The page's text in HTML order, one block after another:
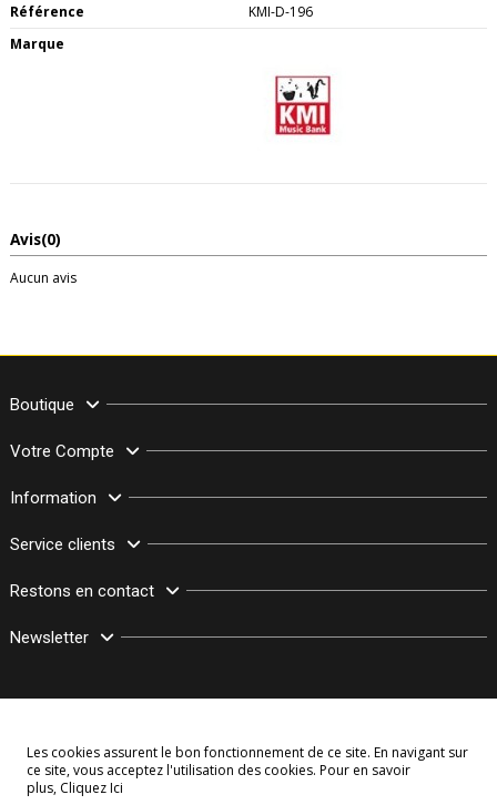
Référence
KMI-D-196
Marque
Avis(0)
Aucun avis
Boutique
Votre Compte
Information
Service clients
Restons en contact
Newsletter
Les cookies assurent le bon fonctionnement de ce site. En navigant sur
ce site, vous acceptez l'utilisation des cookies. Pour en savoir
plus, Cliquez Ici